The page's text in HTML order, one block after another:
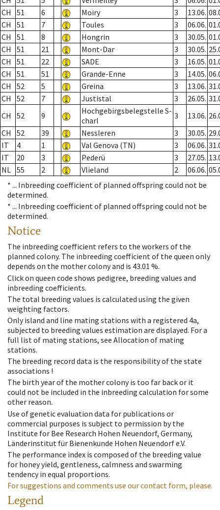
CH
51 6 Moiry 3 13.06.
CH
51 7 Toules 3 06.06.
CH
51 8 Hongrin 3 30.05.
CH
51 21 Mont-Dar 3 30.05.
CH
51 22 SADE 3 16.05.
CH
51 51 Grande-Enne 3 14.05.
CH
52 5 Greina 3 13.06.
CH
52 7 Justistal 3 26.05.
CH
52 9
Hochgebirgsbelegstelle S-
charl
3 13.06.
CH
52 39 Nessleren 3 30.05.
IT
4 1 Val Genova (TN) 3 06.06.
IT
20 3 Pederü 3 27.05.
NL 55 2 Vlieland 2 06.06.
* ... Inbreeding coefficient of planned offspring could not be
determined.
* ... Inbreeding coefficient of planned offspring could not be
determined.
Notice
The inbreeding coefficient refers to the workers of the
planned colony. The inbreeding coefficient of the queen only
depends on the mother colony and is 43.01 %.
Click on queen code shows pedigree, breeding values and
inbreeding coefficients.
The total breeding values is calculated using the given
weighting factors.
Only island and line mating stations with a registered 4a,
subjected to breeding values estimation are displayed. For a
full list of mating stations, see Allocation of mating
stations.
The breeding record data is the responsibility of the state
associations !
The birth year of the mother colony is too far back or it
could not be included in the inbreeding calculation for some
other reason.
Use of genetic evaluation data for publications or
commercial purposes is subject to permission by the
Institute for Bee Research Hohen Neuendorf, Germany,
Länderinstitut für Bienenkunde Hohen Neuendorf e.V.
The performance index is composed of the breeding value
for honey yield, gentleness, calmness and swarming
tendency in equal proportions.
For suggestions and comments use our contact form, please.
Legend